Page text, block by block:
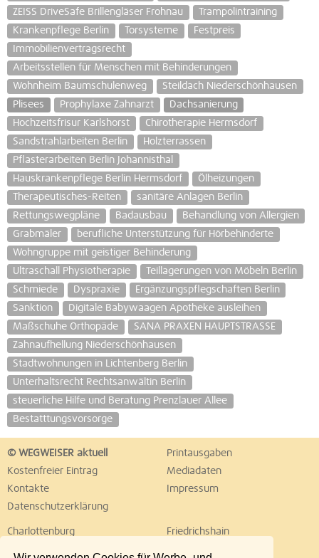
ZEISS DriveSafe Brillengläser Frohnau
Trampolintraining
Krankenpflege Berlin
Torsysteme
Festpreis
Immobilienvertragsrecht
Arbeitsstellen für Menschen mit Behinderungen
Wohnheim Baumschulenweg
Steildach Niederschönhausen
Plisees
Prophylaxe Zahnarzt
Dachsanierung
Hochzeitsfrisur Karlshorst
Chirotherapie Hermsdorf
Sandstrahlarbeiten Berlin
Holzterrassen
Pflasterarbeiten Berlin Johannisthal
Hauskrankenpflege Berlin Hermsdorf
Ölheizungen
Therapeutisches-Reiten
sanitäre Anlagen Berlin
Rettungswegpläne
Badausbau
Behandlung von Allergien
Grabmäler
berufliche Unterstützung für Hörbehinderte
Wohngruppe mit geistiger Behinderung
Ultraschall Physiotherapie
Teillagerungen von Möbeln Berlin
Schmiede
Dyspraxie
Ergänzungspflegschaften Berlin
Sanktion
Digitale Babywaagen Apotheke ausleihen
Maßschuhe Orthopäde
SANA PRAXEN HAUPTSTRASSE
Zahnaufhellung Niederschönhausen
Stadtwohnungen in Lichtenberg Berlin
Unterhaltsrecht Rechtsanwältin Berlin
steuerliche Hilfe und Beratung Prenzlauer Allee
Bestatttungsvorsorge
© WEGWEISER aktuell
Printausgaben
Kostenfreier Eintrag
Mediadaten
Kontakte
Impressum
Datenschutzerklärung
Charlottenburg
Friedrichshain